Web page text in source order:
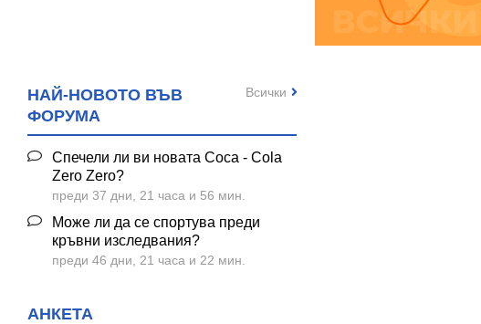
НАЙ-НОВОТО ВЪВ
ФОРУМА
Спечели ли ви новата Coca - Cola
Zero Zero?
преди 37 дни, 21 часа и 56 мин.
Може ли да се спортува преди
кръвни изследвания?
преди 46 дни, 21 часа и 22 мин.
Всички
АНКЕТА